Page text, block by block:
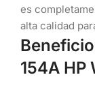
es
alta calidad
154A HP